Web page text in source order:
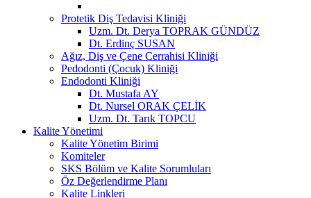
Protetik Diş Tedavisi Kliniği
Uzm. Dt. Derya TOPRAK GÜNDÜZ
Dt. Erdinç SUSAN
Ağız, Diş ve Çene Cerrahisi Kliniği
Pedodonti (Çocuk) Kliniği
Endodonti Kliniği
Dt. Mustafa AY
Dt. Nursel ORAK ÇELİK
Uzm. Dt. Tarık TOPCU
Kalite Yönetimi
Kalite Yönetim Birimi
Komiteler
SKS Bölüm ve Kalite Sorumluları
Öz Değerlendirme Planı
Kalite Linkleri